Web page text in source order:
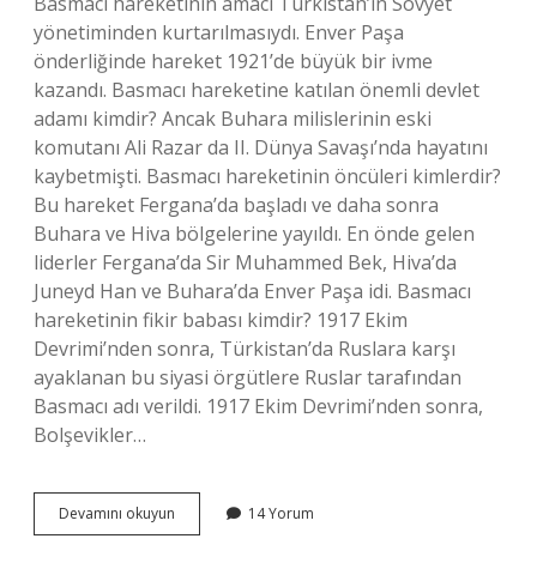
yönetiminden kurtarılmasıydı. Enver Paşa
önderliğinde hareket 1921’de büyük bir ivme
kazandı. Basmacı hareketine katılan önemli devlet
adamı kimdir? Ancak Buhara milislerinin eski
komutanı Ali Razar da II. Dünya Savaşı’nda hayatını
kaybetmişti. Basmacı hareketinin öncüleri kimlerdir?
Bu hareket Fergana’da başladı ve daha sonra
Buhara ve Hiva bölgelerine yayıldı. En önde gelen
liderler Fergana’da Sir Muhammed Bek, Hiva’da
Juneyd Han ve Buhara’da Enver Paşa idi. Basmacı
hareketinin fikir babası kimdir? 1917 Ekim
Devrimi’nden sonra, Türkistan’da Ruslara karşı
ayaklanan bu siyasi örgütlere Ruslar tarafından
Basmacı adı verildi. 1917 Ekim Devrimi’nden sonra,
Bolşevikler…
Devamını okuyun Basmacı
Hareketinde
14 Yorum